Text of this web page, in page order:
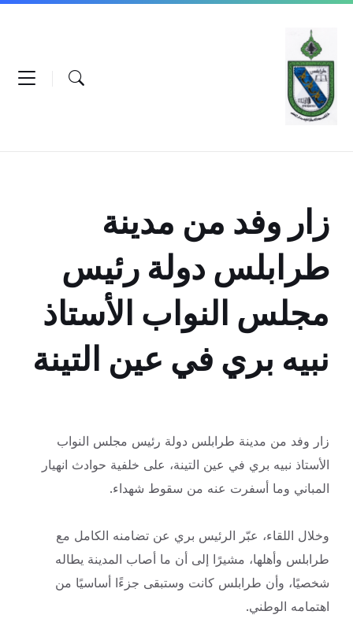
Skip
content
Skip
navigation
Skip
زار وفد من مدينة
طرابلس دولة رئيس
مجلس النواب الأستاذ
نبيه بري في عين التينة
زار وفد من مدينة طرابلس دولة رئيس مجلس النواب
الأستاذ نبيه بري في عين التينة، على خلفية حوادث انهيار
المباني وما أسفرت عنه من سقوط شهداء.
وخلال اللقاء، عبّر الرئيس بري عن تضامنه الكامل مع
طرابلس وأهلها، مشيرًا إلى أن ما أصاب المدينة يطاله
شخصيًا، وأن طرابلس كانت وستبقى جزءًا أساسيًا من
اهتمامه الوطني.